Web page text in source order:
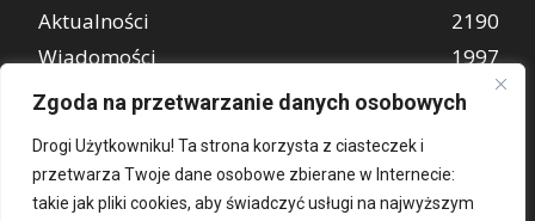
Zgoda na przetwarzanie danych osobowych
Drogi Użytkowniku! Ta strona korzysta z ciasteczek i
przetwarza Twoje dane osobowe zbierane w Internecie:
takie jak pliki cookies, aby świadczyć usługi na najwyższym
Aktualności
2190
Wiadomości
1997
REKLAMA
849